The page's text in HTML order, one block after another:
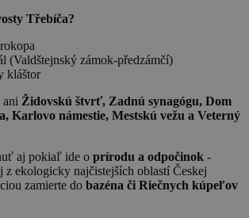
Třebíča?
(Valdštejnský zámok-předzámčí)
kláštor
ani Židovskú štvrť, Zadnú synagógu, Dom
Karlovo námestie, Mestskú vežu a Veterný
aj pokiaľ ide o prírodu a odpočinok -
z ekologicky najčistejších oblastí Českej
zamierte do bazéna či Riečnych kúpeľov